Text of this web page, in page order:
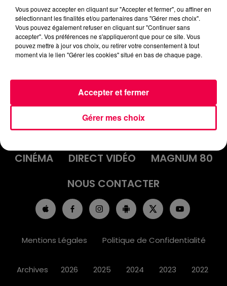
podcasts/2023/06/IQSAR-du-lundi-19-juin.mp3
ACCUEIL INFOS
EMISSIONS
AGENDA
JEUX
PODCASTS
CINÉMA
DIRECT VIDÉO
MAGNUM 80
NOUS CONTACTER
Mentions Légales Politique de Confidentialité
Archives 2026 2025 2024 2023 2022
Vous pouvez accepter en cliquant sur "Accepter et fermer", ou affiner en
sélectionnant les finalités et/ou partenaires dans "Gérer mes choix".
Vous pouvez également refuser en cliquant sur "Continuer sans
accepter". Vos préférences ne s'appliqueront que pour ce site. Vous
pouvez mettre à jour vos choix, ou retirer votre consentement à tout
moment via le lien "Gérer les cookies" situé en bas de chaque page.
Gérer mes choix
Accepter et fermer